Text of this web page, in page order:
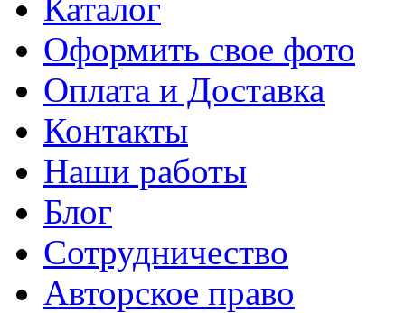
Каталог
Оформить свое фото
Оплата и Доставка
Контакты
Наши работы
Блог
Сотрудничество
Авторское право